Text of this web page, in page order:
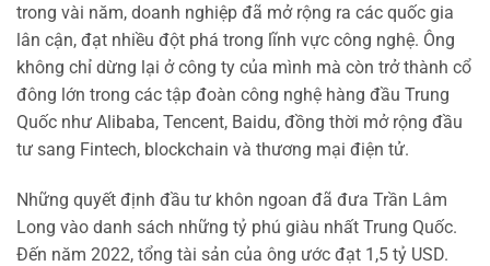
trong vài năm, doanh nghiệp đã mở rộng ra các quốc gia
lân cận, đạt nhiều đột phá trong lĩnh vực công nghệ. Ông
không chỉ dừng lại ở công ty của mình mà còn trở thành cổ
đông lớn trong các tập đoàn công nghệ hàng đầu Trung
Quốc như Alibaba, Tencent, Baidu, đồng thời mở rộng đầu
tư sang Fintech, blockchain và thương mại điện tử.
Những quyết định đầu tư khôn ngoan đã đưa Trần Lâm
Long vào danh sách những tỷ phú giàu nhất Trung Quốc.
Đến năm 2022, tổng tài sản của ông ước đạt 1,5 tỷ USD.